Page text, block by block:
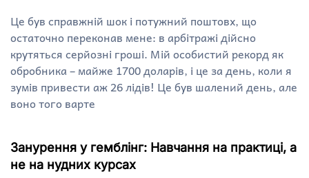
Це був справжній шок і потужний поштовх, що
остаточно переконав мене: в арбітражі дійсно
крутяться серйозні гроші. Мій особистий рекорд як
обробника – майже 1700 доларів, і це за день, коли я
зумів привести аж 26 лідів! Це був шалений день, але
воно того варте
Занурення у гемблінг: Навчання на практиці, а
не на нудних курсах